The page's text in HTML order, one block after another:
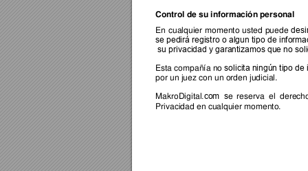
Control de su información personal
En cualquier momento usted puede
se pedirá registro o algun tipo de
su privacidad y garantizamos que no
Esta compañía no solicita ningún tipo de
por un juez con un orden judicial.
MakroDigital.com se reserva el
Privacidad en cualquier momento.